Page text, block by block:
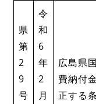
県
第
2
9
号
令
和
6
年
2
月
広島県
費納付
正する